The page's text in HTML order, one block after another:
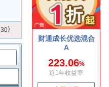
）